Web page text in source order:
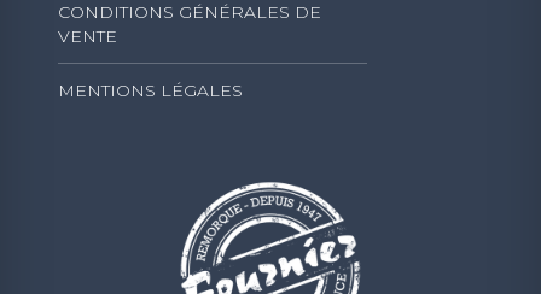
CONDITIONS GÉNÉRALES DE
VENTE
MENTIONS LÉGALES